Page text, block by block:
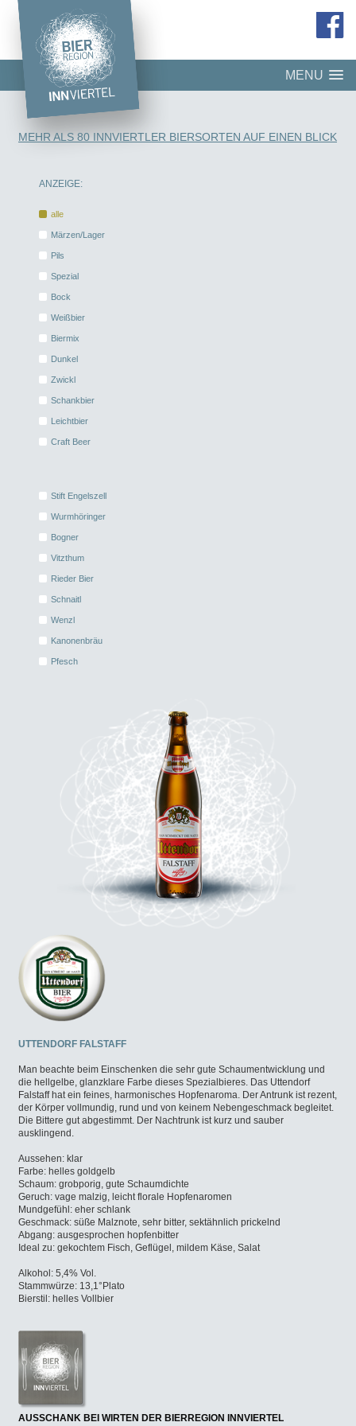
MENU
MEHR ALS 80 INNVIERTLER BIERSORTEN AUF EINEN BLICK
ANZEIGE:
alle
Märzen/Lager
Pils
Spezial
Bock
Weißbier
Biermix
Dunkel
Zwickl
Schankbier
Leichtbier
Craft Beer
Stift Engelszell
Wurmhöringer
Bogner
Vitzthum
Rieder Bier
Schnaitl
Wenzl
Kanonenbräu
Pfesch
UTTENDORF FALSTAFF
Man beachte beim Einschenken die sehr gute Schaumentwicklung und
die hellgelbe, glanzklare Farbe dieses Spezialbieres. Das Uttendorf
Falstaff hat ein feines, harmonisches Hopfenaroma. Der Antrunk ist rezent,
der Körper vollmundig, rund und von keinem Nebengeschmack begleitet.
Die Bittere gut abgestimmt. Der Nachtrunk ist kurz und sauber
ausklingend.
Aussehen: klar
Farbe: helles goldgelb
Schaum: grobporig, gute Schaumdichte
Geruch: vage malzig, leicht florale Hopfenaromen
Mundgefühl: eher schlank
Geschmack: süße Malznote, sehr bitter, sektähnlich prickelnd
Abgang: ausgesprochen hopfenbitter
Ideal zu: gekochtem Fisch, Geflügel, mildem Käse, Salat
Alkohol: 5,4% Vol.
Stammwürze: 13,1°Plato
Bierstil: helles Vollbier
AUSSCHANK BEI WIRTEN DER BIERREGION INNVIERTEL